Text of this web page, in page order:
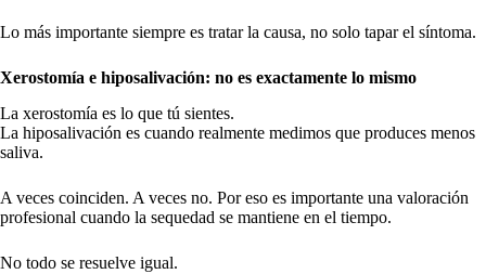
Lo más importante siempre es tratar la causa, no solo tapar el síntoma.
Xerostomía e hiposalivación: no es exactamente lo mismo
La xerostomía es lo que tú sientes.
La hiposalivación es cuando realmente medimos que produces menos
saliva.
A veces coinciden. A veces no. Por eso es importante una valoración
profesional cuando la sequedad se mantiene en el tiempo.
No todo se resuelve igual.